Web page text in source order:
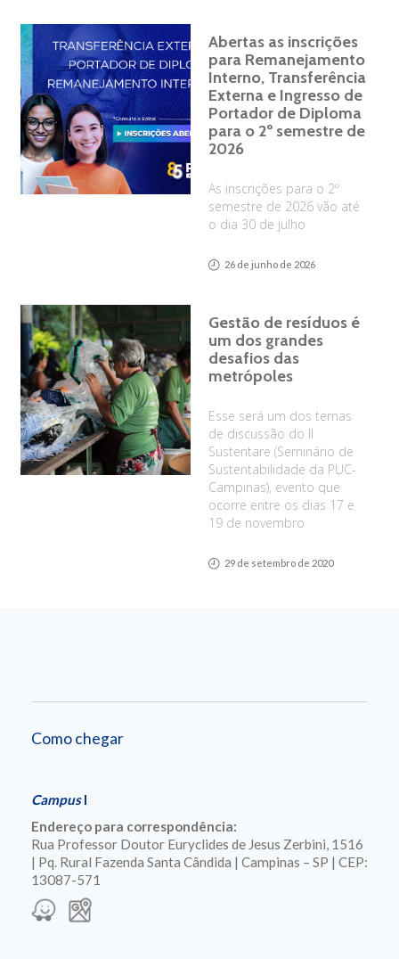
Abertas as inscrições
para Remanejamento
Interno, Transferência
Externa e Ingresso de
Portador de Diploma
para o 2º semestre de
2026
As inscrições para o 2º
semestre de 2026 vão até
o dia 30 de julho
26 de junho de 2026
Gestão de resíduos é
um dos grandes
desafios das
metrópoles
Esse será um dos temas
de discussão do II
Sustentare (Seminário de
Sustentabilidade da PUC-
Campinas), evento que
ocorre entre os dias 17 e
19 de novembro
29 de setembro de 2020
Como chegar
CampusI
Endereço para correspondência:
Rua Professor Doutor Euryclides de Jesus Zerbini, 1516
| Pq. Rural Fazenda Santa Cândida | Campinas – SP | CEP:
13087-571